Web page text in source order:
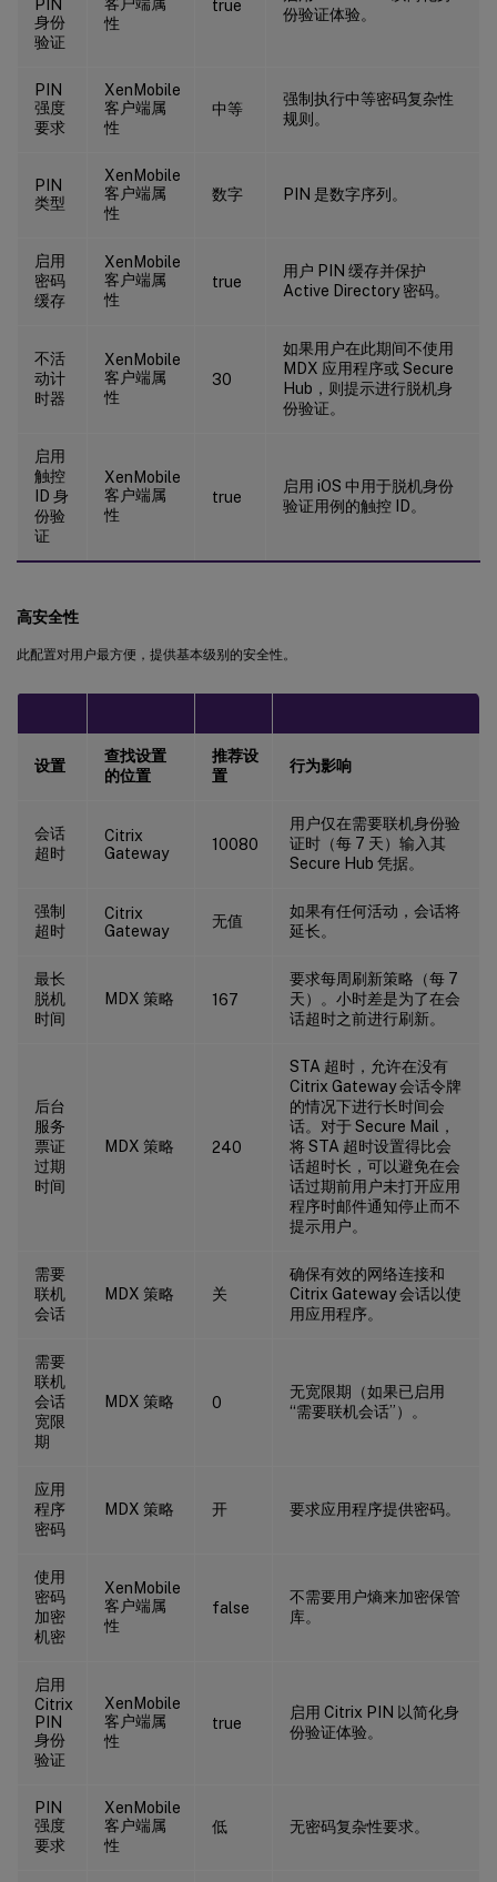
PIN
身份
验证
性
true
份验证体验。
PIN
强度
要求
XenMobile
客户端属
性
中等
强制执行中等密码复杂性
规则。
PIN
类型
XenMobile
客户端属
性
数字 PIN 是数字序列。
启用
密码
缓存
XenMobile
客户端属
性
true
用户 PIN 缓存并保护
Active Directory 密码。
不活
动计
时器
XenMobile
客户端属
性
30
如果用户在此期间不使用
MDX 应用程序或 Secure
Hub，则提示进行脱机身
份验证。
启用
触控
ID 身
份验
证
XenMobile
客户端属
性
true
启用 iOS 中用于脱机身份
验证用例的触控 ID。
高安全性
此配置对用户最方便，提供基本级别的安全性。
设置
查找设置
的位置
推荐设
置
行为影响
会话
超时
Citrix
Gateway
10080
用户仅在需要联机身份验
证时（每 7 天）输入其
Secure Hub 凭据。
强制
超时
Citrix
Gateway
无值
如果有任何活动，会话将
延长。
最长
脱机
时间
MDX 策略 167
要求每周刷新策略（每 7
天）。小时差是为了在会
话超时之前进行刷新。
后台
服务
票证
过期
时间
MDX 策略 240
STA 超时，允许在没有
Citrix Gateway 会话令牌
的情况下进行长时间会
话。对于 Secure Mail，
将 STA 超时设置得比会
话超时长，可以避免在会
话过期前用户未打开应用
程序时邮件通知停止而不
提示用户。
需要
联机
会话
MDX 策略 关
确保有效的网络连接和
Citrix Gateway 会话以使
用应用程序。
需要
联机
会话
宽限
期
MDX 策略 0
无宽限期（如果已启用
“需要联机会话”）。
应用
程序
密码
MDX 策略 开 要求应用程序提供密码。
使用
密码
加密
机密
XenMobile
客户端属
性
false
不需要用户熵来加密保管
库。
启用
Citrix
PIN
身份
验证
XenMobile
客户端属
性
true
启用 Citrix PIN 以简化身
份验证体验。
PIN
强度
要求
XenMobile
客户端属
性
低 无密码复杂性要求。